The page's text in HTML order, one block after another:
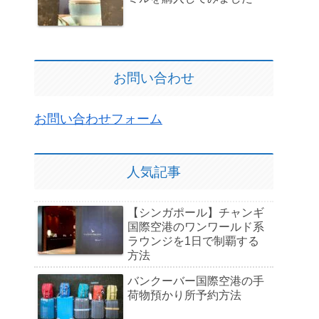
お問い合わせ
お問い合わせフォーム
人気記事
【シンガポール】チャンギ
国際空港のワンワールド系
ラウンジを1日で制覇する
方法
バンクーバー国際空港の手
荷物預かり所予約方法